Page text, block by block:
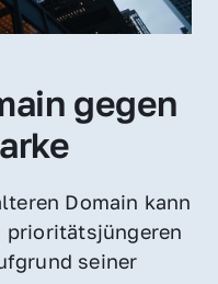
gegen
Domain kann
prioritätsjüngeren
seiner